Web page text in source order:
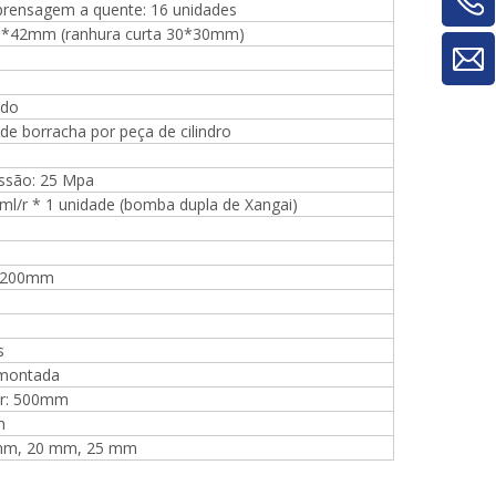
material/máquina de rotatividade de
painel
a quente: 16 unidades
(ranhura curta 30*30mm)
borracha por peça de cilindro
25 Mpa
r * 1 unidade (bomba dupla de Xangai)
500mm
20 mm, 25 mm